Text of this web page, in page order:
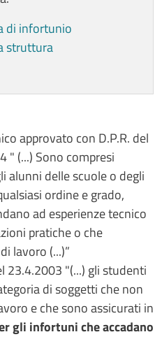
di infortunio
struttura
approvato con D.P.R. del
" (...) Sono compresi
alunni delle scuole o degli
ordine e grado,
ad esperienze tecnico
pratiche o che
lavoro (...)”
23.4.2003 "(...) gli studenti
di soggetti che non
e che sono assicurati in
gli infortuni che accadano